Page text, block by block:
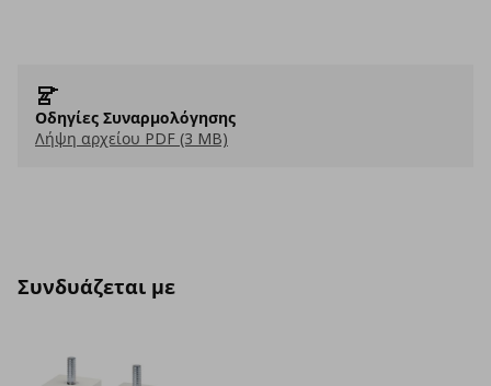
Οδηγίες Συναρμολόγησης
Λήψη αρχείου PDF (3 MB)
Συνδυάζεται με